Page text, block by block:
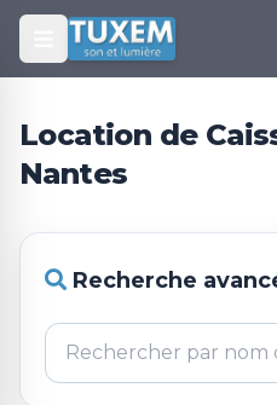
Location de
Nantes
Recherche